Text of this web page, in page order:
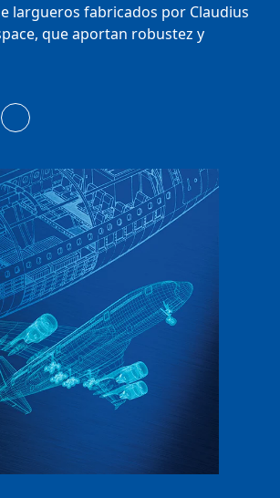
largueros fabricados por Claudius
que aportan robustez y